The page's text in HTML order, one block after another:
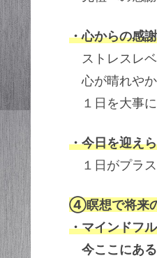
・心からの感謝
ストレスレ
心が晴れやか
１日を大事
・今日を迎え
１日がプラ
④瞑想で将来
・マインドフ
今ここにあ